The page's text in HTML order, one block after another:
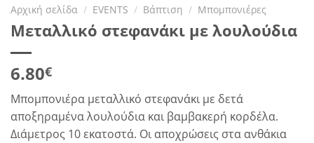
Αρχική σελίδα / EVENTS / Βάπτιση / Μπομπονιέρες
Μεταλλικό στεφανάκι με λουλούδια
6.80€
Μπομπονιέρα μεταλλικό στεφανάκι με δετά
αποξηραμένα λουλούδια και βαμβακερή κορδέλα.
Διάμετρος 10 εκατοστά. Οι αποχρώσεις στα ανθάκια